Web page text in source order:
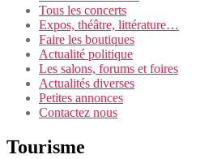
Tous les concerts
Expos, théâtre, littérature…
Faire les boutiques
Actualité politique
Les salons, forums et foires
Actualités diverses
Petites annonces
Contactez nous
Tourisme